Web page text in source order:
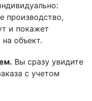
производство,
и покажет
объект.
Вы сразу увидите
с учетом